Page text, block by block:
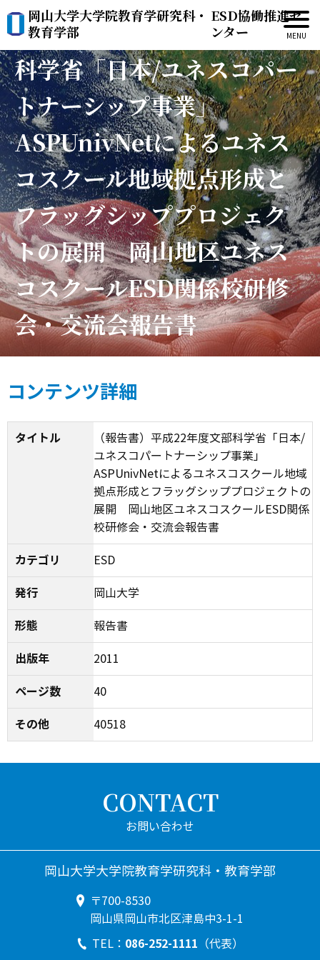
岡山大学大学院教育学研究科・
教育学部
ESD協働推進セ
ンター
（報告書）平成22年度文部
科学省「日本/ユネスコパー
トナーシップ事業」
ASPUnivNetによるユネス
コスクール地域拠点形成と
フラッグシッププロジェク
トの展開 岡山地区ユネス
コスクールESD関係校研修
会・交流会報告書
コンテンツ詳細
タイトル
（報告書）平成22年度文部科学省「日本/
ユネスコパートナーシップ事業」
ASPUnivNetによるユネスコスクール地域
拠点形成とフラッグシッププロジェクトの
展開 岡山地区ユネスコスクールESD関係
校研修会・交流会報告書
カテゴリ ESD
発行 岡山大学
形態 報告書
出版年 2011
ページ数 40
その他 40518
CONTACT
岡山大学大学院教育学研究科・教育学部
〒700-8530
岡山県岡山市北区津島中3-1-1
TEL： 086-252-1111 （代表）